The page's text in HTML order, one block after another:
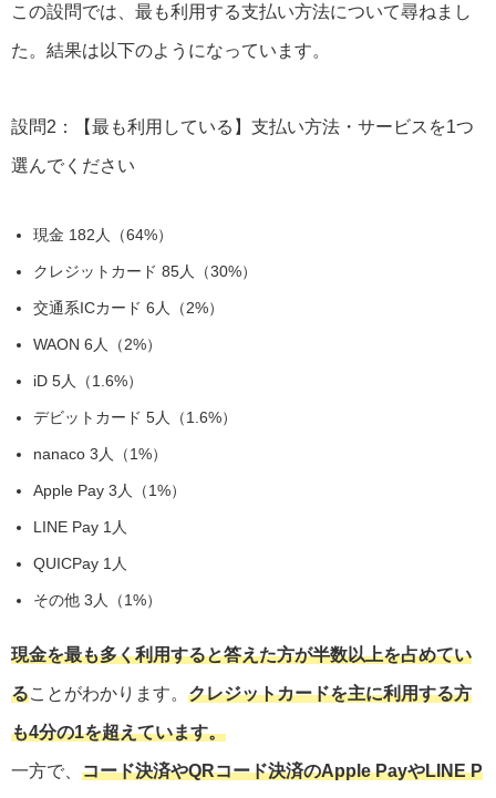
この設問では、最も利用する支払い方法について尋ねまし
た。結果は以下のようになっています。
設問2：【最も利用している】支払い方法・サービスを1つ
選んでください
現金 182人（64%）
クレジットカード 85人（30%）
交通系ICカード 6人（2%）
WAON 6人（2%）
iD 5人（1.6%）
デビットカード 5人（1.6%）
nanaco 3人（1%）
Apple Pay 3人（1%）
LINE Pay 1人
QUICPay 1人
その他 3人（1%）
現金を最も多く利用すると答えた方が半数以上を占めてい
ることがわかります。 クレジットカードを主に利用する方
も4分の1を超えています。
一方で、 コード決済やQRコード決済のApple PayやLINE P